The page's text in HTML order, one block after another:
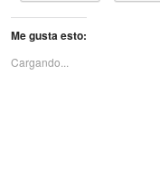
Me gusta esto:
Cargando...